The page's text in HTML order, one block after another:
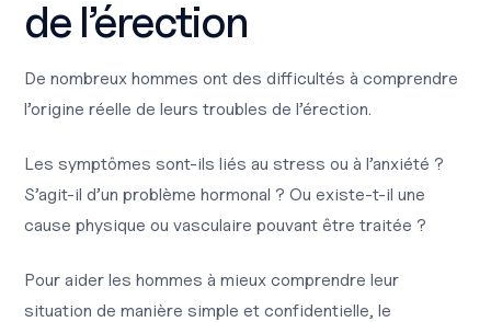
de l’érection
De nombreux hommes ont des difficultés à comprendre
l’origine réelle de leurs troubles de l’érection.
Les symptômes sont-ils liés au stress ou à l’anxiété ?
S’agit-il d’un problème hormonal ? Ou existe-t-il une
cause physique ou vasculaire pouvant être traitée ?
Pour aider les hommes à mieux comprendre leur
situation de manière simple et confidentielle, le